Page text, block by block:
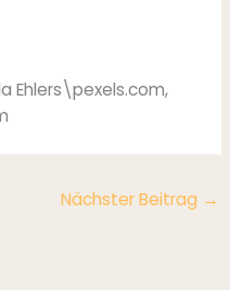
Ehlers\pexels.com,
Nächster Beitrag →